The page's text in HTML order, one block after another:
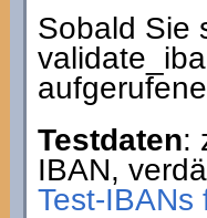
Sobald Sie
Testdaten:
IBAN,
Test-IBANs